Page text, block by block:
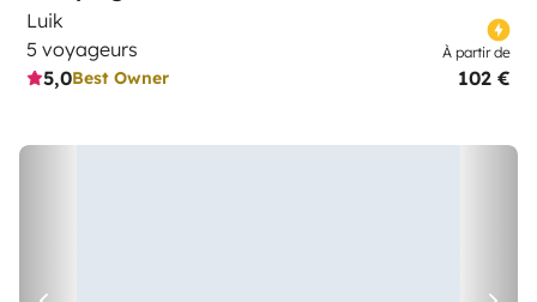
Luik
5 voyageurs
5,0Best Owner
À partir de
102 €